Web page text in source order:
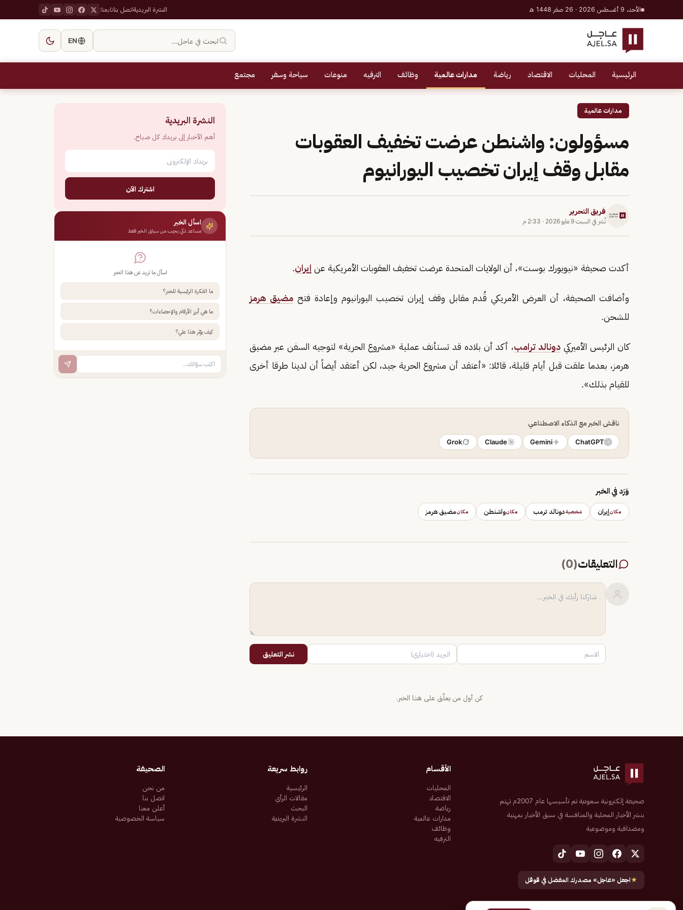
الأحد، 9 أغسطس 2026 · 26 صفر 1448 هـ النشرة البريديةاتصل بناتابعنا:
ابحث في عاجل… EN
الرئيسية المحليات الاقتصاد رياضة مدارات عالمية وظائف الترفيه منوعات سياحة وسفر مجتمع
مدارات عالمية
مسؤولون: واشنطن عرضت تخفيف العقوبات
مقابل وقف إيران تخصيب اليورانيوم
فريق التحرير
نُشر في السبت 9 مايو 2026 · 2:33 م
أكدت صحيفة «نيويورك بوست»، أن الولايات المتحدة عرضت تخفيف العقوبات الأمريكية عن إيران.
وأضافت الصحيفة، أن العرض الأمريكي قُدم مقابل وقف إيران تخصيب اليورانيوم وإعادة فتح مضيق هرمز
للشحن.
كان الرئيس الأميركي دونالد ترامب، أكد أن بلاده قد تستأنف عملية «مشروع الحرية» لتوجيه السفن عبر مضيق
هرمز، بعدما علقت قبل أيام قليلة، قائلا: «أعتقد أن مشروع الحرية جيد، لكن أعتقد أيضاً أن لدينا طرقا أخرى
للقيام بذلك».
ناقش الخبر مع الذكاء الاصطناعي
ChatGPT
Gemini
Claude
Grok
وَرَد في الخبر
مكانإيران شخصيةدونالد ترمب مكانواشنطن مكانمضيق هرمز
التعليقات(
0
)
نشر التعليق
كن أول من يعلّق على هذا الخبر.
النشرة البريدية
أهم الأخبار إلى بريدك كل صباح.
اشترك الآن
اسأل الخبر
مساعد ذكي يجيب من سياق الخبر فقط
اسأل ما تريد عن هذا الخبر
ما الفكرة الرئيسية للخبر؟
ما هي أبرز الأرقام والإحصاءات؟
كيف يؤثر هذا علي؟
صحيفة إلكترونية سعودية تم تأسيسها عام 2007م تهتم
بنشر الأخبار المحلية والمنافسة في سبق الأخبار بمهنية
ومصداقية وموضوعية
★اجعل «عاجل» مصدرك المفضل في قوقل
الأقسام
المحليات
الاقتصاد
رياضة
مدارات عالمية
وظائف
الترفيه
روابط سريعة
الرئيسية
مقالات الرأي
البحث
النشرة البريدية
الصحيفة
من نحن
اتصل بنا
أعلن معنا
سياسة الخصوصية